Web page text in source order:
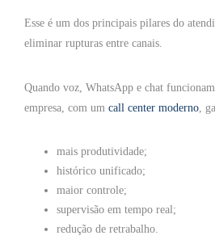
Esse é um dos principais pilares do
eliminar rupturas entre canais.
Quando voz, WhatsApp e chat
empresa, com um call center moderno,
mais produtividade;
histórico unificado;
maior controle;
supervisão em tempo real;
redução de retrabalho.